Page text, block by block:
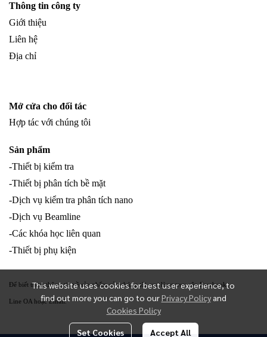
This website uses cookies for best user experience, to
find out more you can go to ourPrivacy Policy and
Cookies Policy
Set Cookies Accept All
Thông tin công ty
Giới thiệu
Liên hệ
Địa chỉ
Mở cửa cho đối tác
Hợp tác với chúng tôi
Sản phẩm
-Thiết bị kiểm tra
-Thiết bị phân tích bề mặt
-Dịch vụ kiểm tra phân tích nano
-Dịch vụ Beamline
-Các khóa học liên quan
-Thiết bị phụ kiện
Để biết thêm thông tin về sản phẩm của chúng tôi, vui lòng truy cập Facebook
Line OA hoặc Email.